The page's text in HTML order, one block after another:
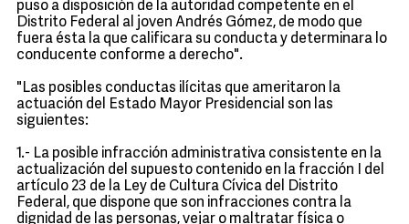
puso a disposición de la autoridad competente en el
Distrito Federal al joven Andrés Gómez, de modo que
fuera ésta la que calificara su conducta y determinara lo
conducente conforme a derecho".
"Las posibles conductas ilícitas que ameritaron la
actuación del Estado Mayor Presidencial son las
siguientes:
1.- La posible infracción administrativa consistente en la
actualización del supuesto contenido en la fracción I del
artículo 23 de la Ley de Cultura Cívica del Distrito
Federal, que dispone que son infracciones contra la
dignidad de las personas, vejar o maltratar física o